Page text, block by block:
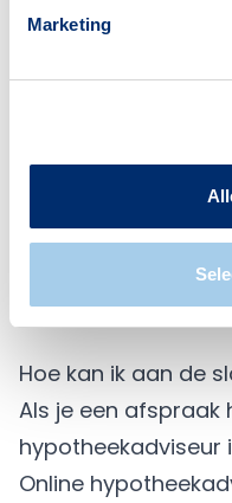
Marketing
aflossing ervan.
Mijn
Ook informatie
je inmiddels al
Hoe kan ik aan de
Als je een
hypotheekadviseur
Online